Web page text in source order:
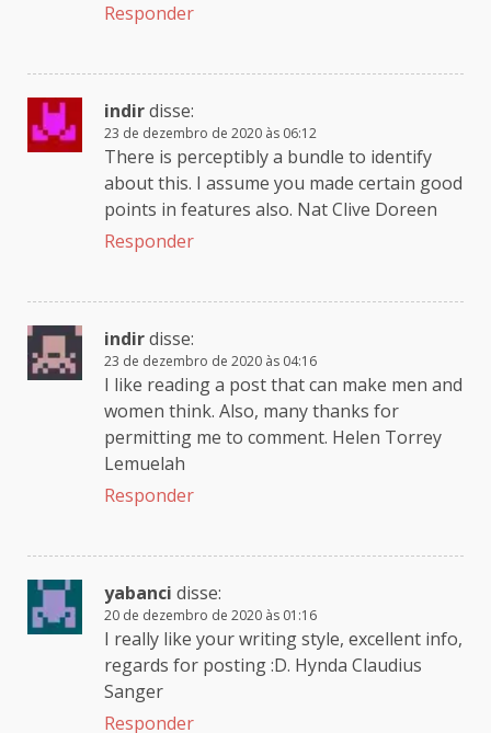
Responder
indirdisse:
23 de dezembro de 2020 às 06:12
There is perceptibly a bundle to identify
about this. I assume you made certain good
points in features also. Nat Clive Doreen
Responder
indirdisse:
23 de dezembro de 2020 às 04:16
I like reading a post that can make men and
women think. Also, many thanks for
permitting me to comment. Helen Torrey
Lemuelah
Responder
yabanci disse:
20 de dezembro de 2020 às 01:16
I really like your writing style, excellent info,
regards for posting :D. Hynda Claudius
Sanger
Responder